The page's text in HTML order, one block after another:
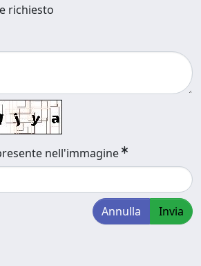
richiesto
nell'immagine
Annulla Invia